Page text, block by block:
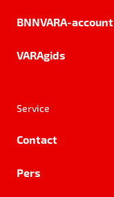
BNNVARA-account
VARAgids
Service
Contact
Pers